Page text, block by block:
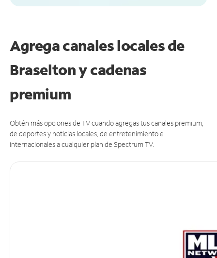
Agrega canales locales de
Braselton y cadenas
premium
Obtén más opciones de TV cuando agregas tus canales premium,
de deportes y noticias locales, de entretenimiento e
internacionales a cualquier plan de Spectrum TV.